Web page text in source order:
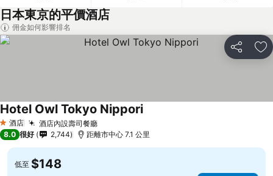
日本東京的平價酒店
佣金如何影響排名
分享 放
1 星級
酒店 酒店內設壽司餐廳
Hotel Owl Tokyo Nippori
8.0 很好 2,744 距離市中心 7.1 公里
低至 $148